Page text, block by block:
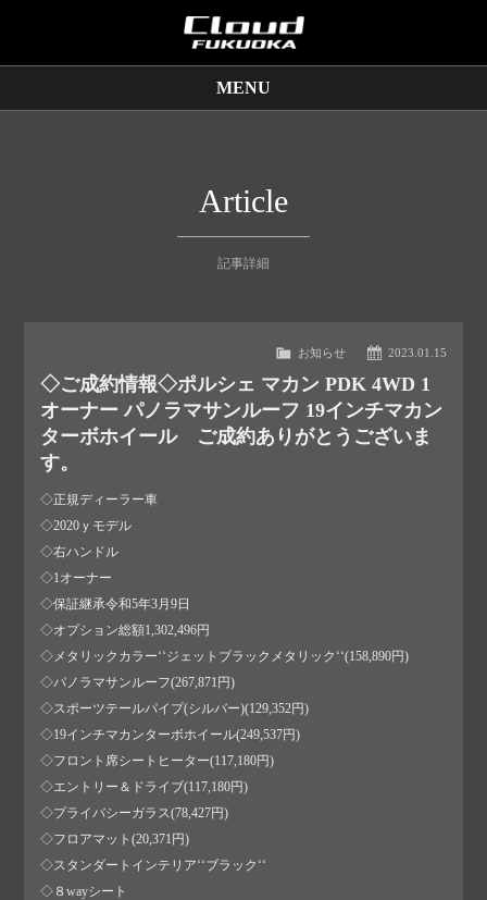
MENU
店舗情報
Article
記事詳細
2023.01.15
お知らせ
◇ご成約情報◇ポルシェ マカン PDK 4WD 1
オーナー パノラマサンルーフ 19インチマカン
ターボホイール ご成約ありがとうございま
す。
◇正規ディーラー車
◇2020ｙモデル
◇右ハンドル
◇1オーナー
◇保証継承令和5年3月9日
◇オプション総額1,302,496円
◇メタリックカラー‘‘ジェットブラックメタリック‘‘(158,890円)
◇パノラマサンルーフ(267,871円)
◇スポーツテールパイプ(シルバー)(129,352円)
◇19インチマカンターボホイール(249,537円)
◇フロント席シートヒーター(117,180円)
◇エントリー＆ドライブ(117,180円)
◇プライバシーガラス(78,427円)
◇フロアマット(20,371円)
◇スタンダートインテリア‘‘ブラック‘‘
◇８wayシート